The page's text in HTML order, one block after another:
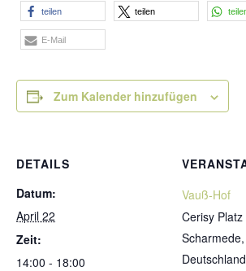
teilen teilen
E-Mail
Zum Kalender hinzufügen
DETAILS
Datum:
April 22
Zeit:
14:00 - 18:00
Vauß-Hof
Cerisy Platz
Scharmede,
Deutschland